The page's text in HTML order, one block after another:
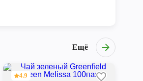
Ещё
4.9